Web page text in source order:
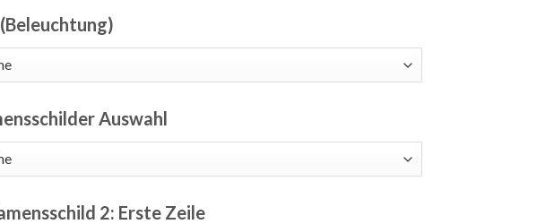
(Beleuchtung)
Auswahl
2: Erste Zeile